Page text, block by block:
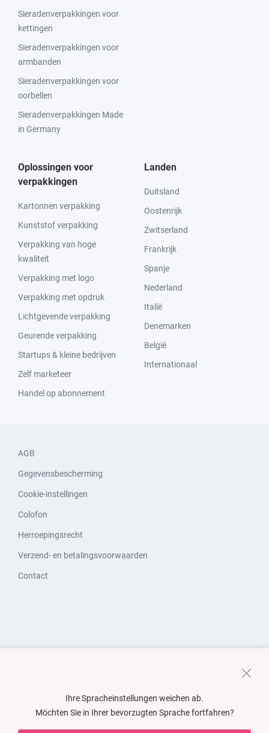
Sieradenverpakkingen voor
kettingen
Sieradenverpakkingen voor
armbanden
Sieradenverpakkingen voor
oorbellen
Sieradenverpakkingen Made
in Germany
Oplossingen voor
verpakkingen
Kartonnen verpakking
Kunststof verpakking
Verpakking van hoge
kwaliteit
Verpakking met logo
Verpakking met opdruk
Lichtgevende verpakking
Geurende verpakking
Startups & kleine bedrijven
Zelf marketeer
Handel op abonnement
Landen
Duitsland
Oostenrijk
Zwitserland
Frankrijk
Spanje
Nederland
Italië
Denemarken
België
Internationaal
AGB
Gegevensbescherming
Cookie-instellingen
Colofon
Herroepingsrecht
Verzend- en betalingsvoorwaarden
Contact
Ihre Spracheinstellungen weichen ab.
Möchten Sie in Ihrer bevorzugten Sprache fortfahren?